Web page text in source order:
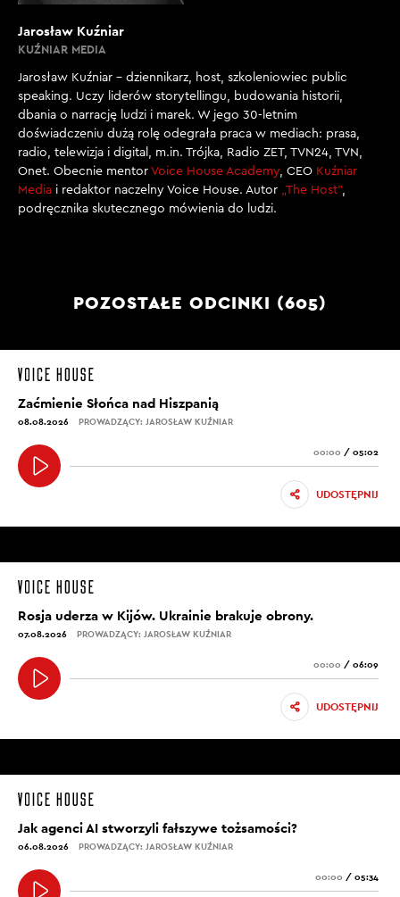
Jarosław Kuźniar
KUŹNIAR MEDIA
Jarosław Kuźniar – dziennikarz, host, szkoleniowiec public
speaking. Uczy liderów storytellingu, budowania historii,
dbania o narrację ludzi i marek. W jego 30-letnim
doświadczeniu dużą rolę odegrała praca w mediach: prasa,
radio, telewizja i digital, m.in. Trójka, Radio ZET, TVN24, TVN,
Onet. Obecnie mentor Voice House Academy, CEO Kuźniar
Media i redaktor naczelny Voice House. Autor „The Host”,
podręcznika skutecznego mówienia do ludzi.
POZOSTAŁE ODCINKI (605)
Zaćmienie Słońca nad Hiszpanią
08.08.2026 PROWADZĄCY: JAROSŁAW KUŹNIAR
00:00 / 05:02
UDOSTĘPNIJ
Rosja uderza w Kijów. Ukrainie brakuje obrony.
07.08.2026 PROWADZĄCY: JAROSŁAW KUŹNIAR
00:00 / 06:09
UDOSTĘPNIJ
Jak agenci AI stworzyli fałszywe tożsamości?
06.08.2026 PROWADZĄCY: JAROSŁAW KUŹNIAR
00:00 / 05:34